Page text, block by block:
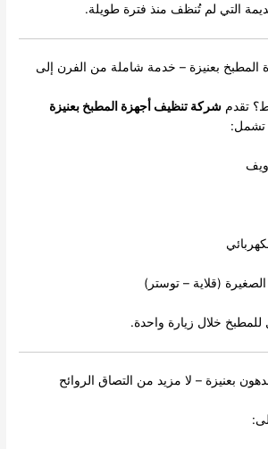
التي لم تُنظف منذ فترة طويلة.
بعنيزة – خدمة شاملة من الفرن إلى
تقدمشركة تنظيف أجهزة المطبخ بعنيزة
تشمل:
(قلاية – توستر)
خلال زيارة واحدة.
بعنيزة – لا مزيد من التصاق الروائح